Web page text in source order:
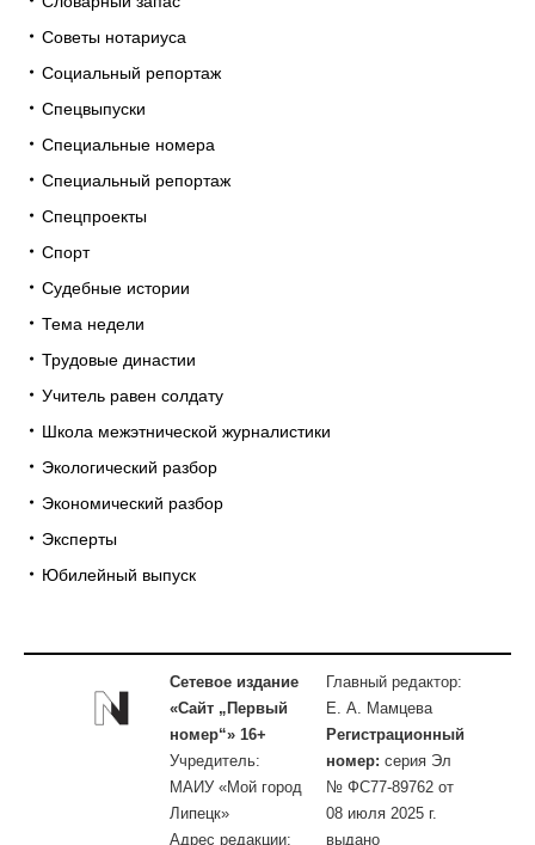
Советы нотариуса
Социальный репортаж
Спецвыпуски
Специальные номера
Специальный репортаж
Спецпроекты
Спорт
Судебные истории
Тема недели
Трудовые династии
Учитель равен солдату
Школа межэтнической журналистики
Экологический разбор
Экономический разбор
Эксперты
Юбилейный выпуск
Сетевое издание
«Сайт „Первый
номер“» 16+
Учредитель:
МАИУ «Мой город
Липецк»
Адрес редакции:
Главный редактор:
Е. А. Мамцева
Регистрационный
номер: серия Эл
№ ФС77-89762 от
08 июля 2025 г.
выдано